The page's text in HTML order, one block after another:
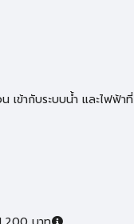
เข้ากับระบบน้ำ และไฟฟ้าที่